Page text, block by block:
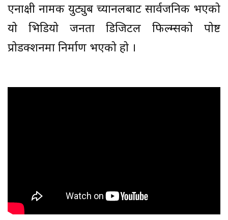
एनाक्षी नामक युट्युब च्यानलबाट सार्वजनिक भएको
यो भिडियो जनता डिजिटल फिल्म्सको पोष्ट
प्रोडक्शनमा निर्माण भएको हो ।